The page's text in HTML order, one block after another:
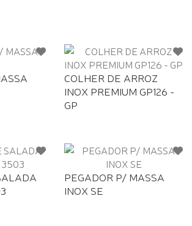
COLHER DE ARROZ
INOX PREMIUM GP126 -
GP
PEGADOR P/ MASSA
INOX SE